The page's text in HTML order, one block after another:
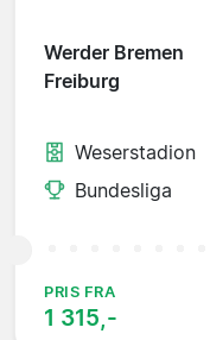
Werder Bremen
Freiburg
Weserstadion
Bundesliga
PRIS FRA
1 315,-